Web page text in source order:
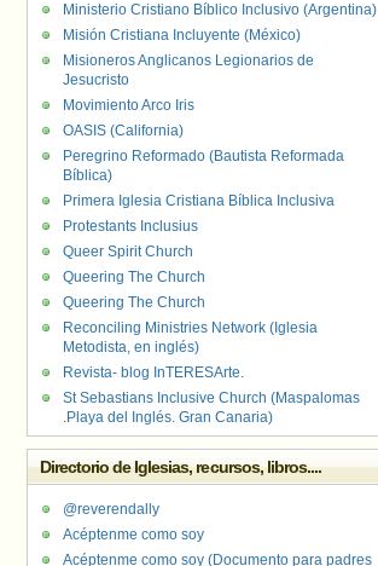
Ministerio Cristiano Bíblico Inclusivo (Argentina)
Misión Cristiana Incluyente (México)
Misioneros Anglicanos Legionarios de
Jesucristo
Movimiento Arco Iris
OASIS (California)
Peregrino Reformado (Bautista Reformada
Bíblica)
Primera Iglesia Cristiana Bíblica Inclusiva
Protestants Inclusius
Queer Spirit Church
Queering The Church
Queering The Church
Reconciling Ministries Network (Iglesia
Metodista, en inglés)
Revista- blog InTERESArte.
St Sebastians Inclusive Church (Maspalomas
.Playa del Inglés. Gran Canaria)
Directorio de Iglesias, recursos, libros....
@reverendally
Acéptenme como soy
Acéptenme como soy (Documento para padres